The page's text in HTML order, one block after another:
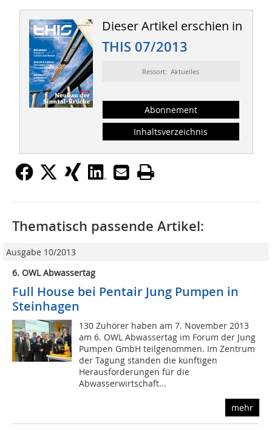
Dieser Artikel erschien in
THIS 07/2013
Ressort: Aktuelles
Abonnement
Inhaltsverzeichnis
Thematisch passende Artikel:
Ausgabe 10/2013
6. OWL Abwassertag
Full House bei Pentair Jung Pumpen in
Steinhagen
130 Zuhörer haben am 7. November 2013
am 6. OWL Abwassertag im Forum der Jung
Pumpen GmbH teilgenommen. Im Zentrum
der Tagung standen die künftigen
Herausforderungen für die
Abwasserwirtschaft...
mehr